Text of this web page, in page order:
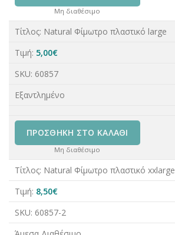
Μη διαθέσιμο
Τίτλος: Natural Φίμωτρο πλαστικό large
Τιμή: 5,00€
SKU: 60857
Εξαντλημένο
ΠΡΟΣΘΉΚΗ ΣΤΟ ΚΑΛΆΘΙ
Μη διαθέσιμο
Τίτλος: Natural Φίμωτρο πλαστικό xxlarge
Τιμή: 8,50€
SKU: 60857-2